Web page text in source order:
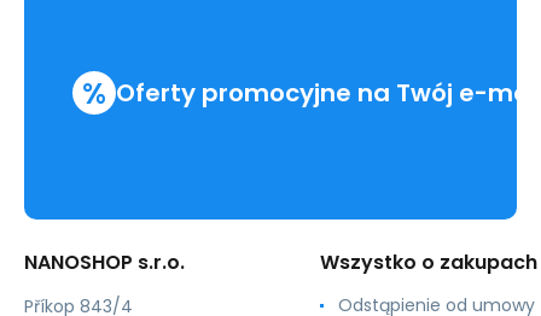
% Oferty promocyjne na Twój e-mail
NANOSHOP s.r.o.
Příkop 843/4
Wszystko o zakupach
Odstąpienie od umowy